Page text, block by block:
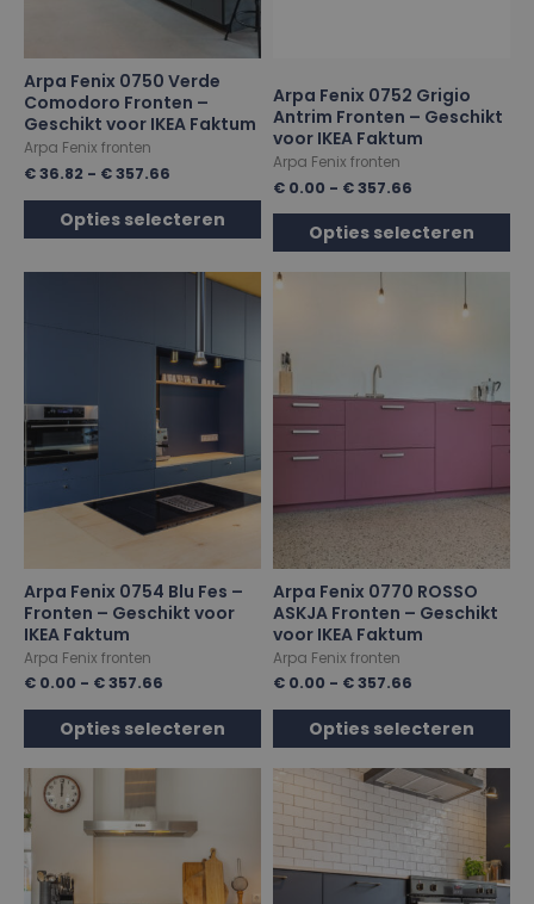
Arpa Fenix 0750 Verde
Comodoro Fronten –
Geschikt voor IKEA Faktum
Arpa Fenix fronten
€36.82 - €357.66
Opties selecteren
Arpa Fenix 0752 Grigio
Antrim Fronten – Geschikt
voor IKEA Faktum
Arpa Fenix fronten
€ 0.00 - €357.66
Opties selecteren
Arpa Fenix 0754 Blu Fes –
Fronten – Geschikt voor
IKEA Faktum
Arpa Fenix fronten
€ 0.00 - €357.66
Opties selecteren
Arpa Fenix 0770 ROSSO
ASKJA Fronten – Geschikt
voor IKEA Faktum
Arpa Fenix fronten
€ 0.00 - €357.66
Opties selecteren